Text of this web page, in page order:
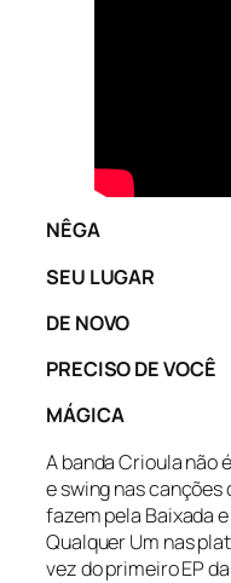
NÊGA
SEU LUGAR
DE NOVO
PRECISO DE VOCÊ
MÁGICA
A banda Crioula não
e swing nas
fazem pela Baixada
Qualquer Um nas
vez do primeiro EP